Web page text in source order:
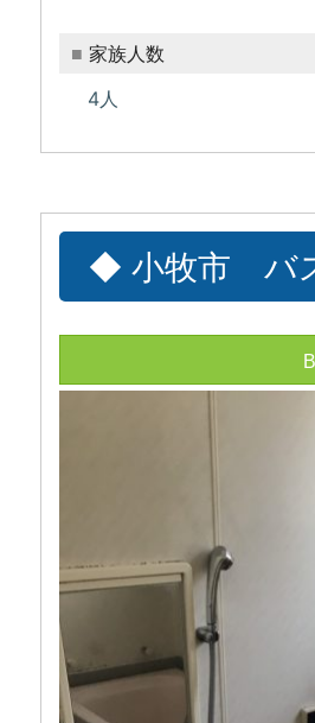
家族人数
4人
◆ 小牧市 バ